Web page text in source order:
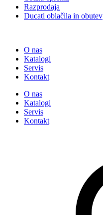
Razprodaja
Ducati oblačila in obutev
O nas
Katalogi
Servis
Kontakt
O nas
Katalogi
Servis
Kontakt